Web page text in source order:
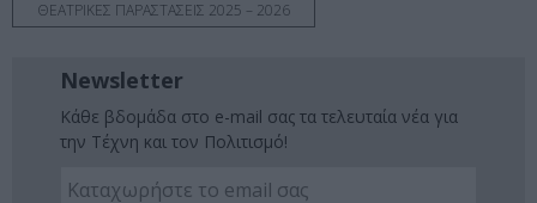
ΘΕΑΤΡΙΚΕΣ ΠΑΡΑΣΤΑΣΕΙΣ 2025 – 2026
Newsletter
Κάθε βδομάδα στο e-mail σας τα τελευταία νέα για
την Τέχνη και τον Πολιτισμό!